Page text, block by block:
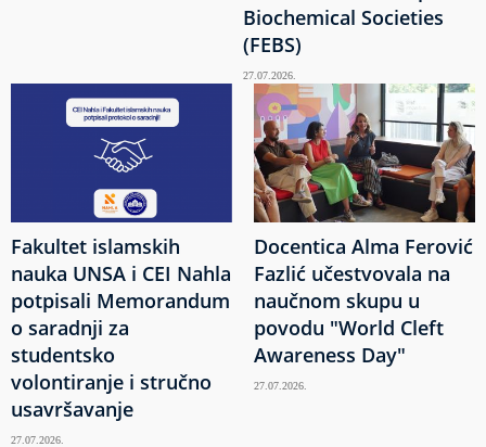
Biochemical Societies
(FEBS)
27.07.2026.
Fakultet islamskih
nauka UNSA i CEI Nahla
potpisali Memorandum
o saradnji za
studentsko
volontiranje i stručno
usavršavanje
27.07.2026.
Docentica Alma Ferović
Fazlić učestvovala na
naučnom skupu u
povodu "World Cleft
Awareness Day"
27.07.2026.